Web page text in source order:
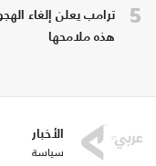
5
ترامب يعلن إلغاء
هذه ملامحها
الأخبار
سياسة